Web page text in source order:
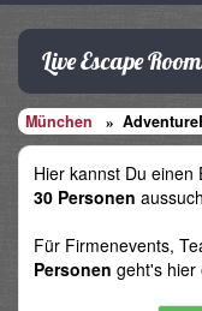
Live Escape
München
Hier kannst Du einen
30 Personen
Für Firmenevents,
Personen geht's hier